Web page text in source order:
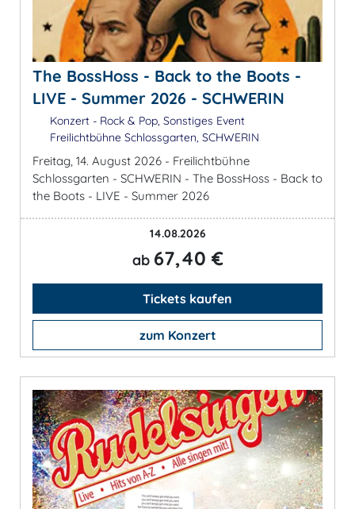
The BossHoss - Back to the Boots -
LIVE - Summer 2026 - SCHWERIN
Konzert - Rock & Pop, Sonstiges Event
Freilichtbühne Schlossgarten, SCHWERIN
Freitag, 14. August 2026 - Freilichtbühne
Schlossgarten - SCHWERIN - The BossHoss - Back to
the Boots - LIVE - Summer 2026
14.08.2026
ab 67,40 €
Tickets kaufen
zum Konzert